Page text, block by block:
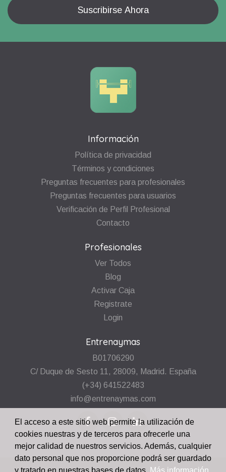
Información
Política de privacidad
Términos y condiciones
Preguntas frecuentes para profesionales
Preguntas frecuentes para usuarios
Verificación de Perfil Profesional
Contacto
Profesionales
Ver Todos
Blog
Activar Caja
Registrate
Login
Entrenaymas
B01706290
C/ Duque de Sesto 11, 28009, Madrid. España
(+34) 641522483
info@entrenaymas.com
El acceso a este sitio web permite la utilización de
cookies nuestras y de terceros para ofrecerle una
mejor calidad de nuestros servicios. Además, cualquier
dato personal que nos proporcione podrá ser guardado
y tratado en nuestras bases de datos.
Más información